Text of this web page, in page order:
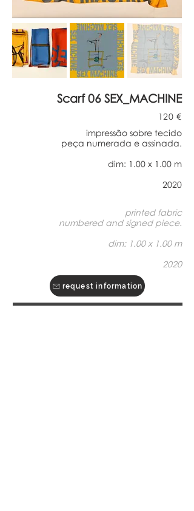
Scarf 06 SEX_MACHINE
120 €
impressão sobre tecido
peça numerada e assinada.
dim: 1.00 x 1.00 m
2020
printed fabric
numbered and signed piece.
dim: 1.00 x 1.00 m
2020
request information